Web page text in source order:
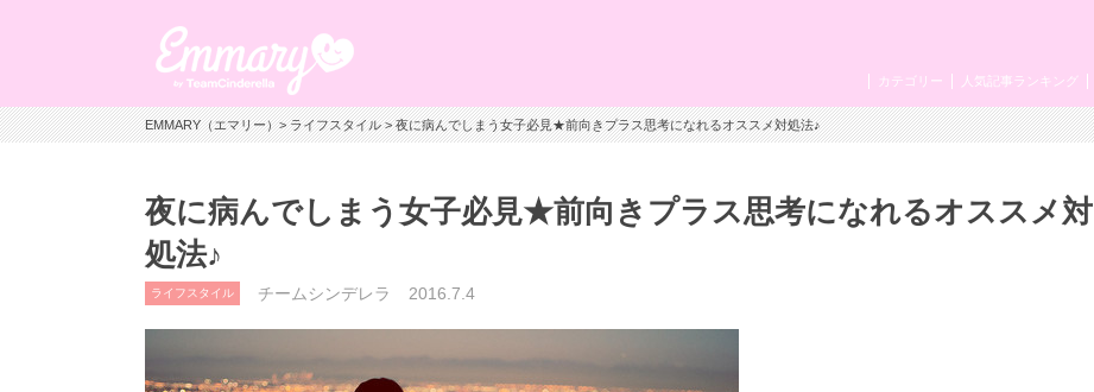
人気記事ランキング
カテゴリー
EMMARY（エマリー）>ライフスタイル> 夜に病んでしまう女子必見★前向きプラス思考になれるオススメ対処法♪
夜に病んでしまう女子必見★前向きプラス思考になれるオススメ対
処法♪
ライフスタイル チームシンデレラ 2016.7.4